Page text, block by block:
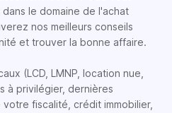
le domaine de l'achat
nos meilleurs conseils
et trouver la bonne affaire.
(LCD, LMNP, location nue,
à privilégier, dernières
fiscalité, crédit immobilier,